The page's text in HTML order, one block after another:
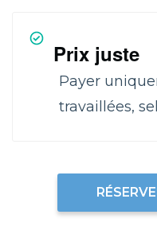
Prix juste
Payer
travaillées,